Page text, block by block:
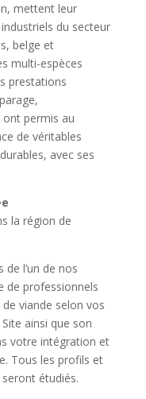
mettent leur
du secteur
belge et
multi-espèces
prestations
permis au
de véritables
avec ses
la région de
de l’un de nos
de professionnels
viande selon vos
ainsi que son
votre intégration et
Tous les profils et
étudiés.